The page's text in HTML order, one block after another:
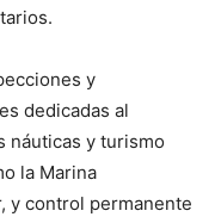
y
dedicadas al
náuticas y turismo
la Marina
y control permanente